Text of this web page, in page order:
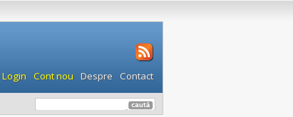
Login Cont nou Despre Contact